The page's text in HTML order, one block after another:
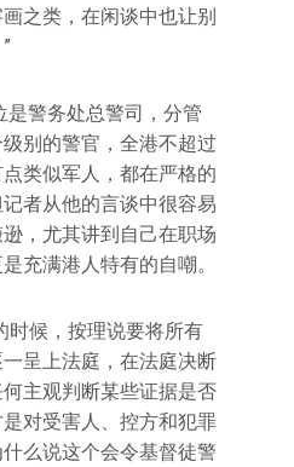
之类，在闲谈中也让别
是警务处总警司，分管
别的警官，全港不超过
类似军人，都在严格的
者从他的言谈中很容易
，尤其讲到自己在职场
充满港人特有的自嘲。
时候，按理说要将所有
呈上法庭，在法庭决断
主观判断某些证据是否
对受害人、控方和犯罪
么说这个会令基督徒警